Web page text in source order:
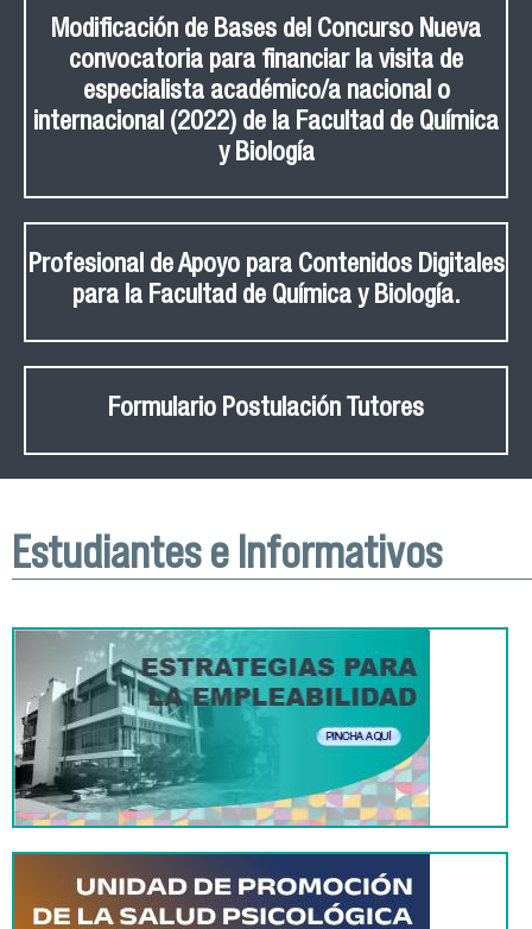
Modificación de Bases del Concurso Nueva
convocatoria para financiar la visita de
especialista académico/a nacional o
internacional (2022) de la Facultad de Química
y Biología
Profesional de Apoyo para Contenidos Digitales
para la Facultad de Química y Biología.
Formulario Postulación Tutores
Estudiantes e Informativos